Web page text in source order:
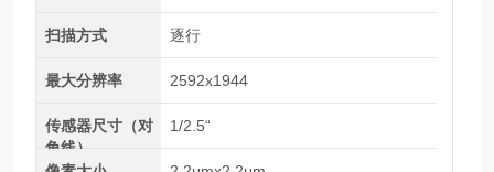
扫描方式 逐行
最大分辨率 2592x1944
传感器尺寸（对
角线）
1/2.5“